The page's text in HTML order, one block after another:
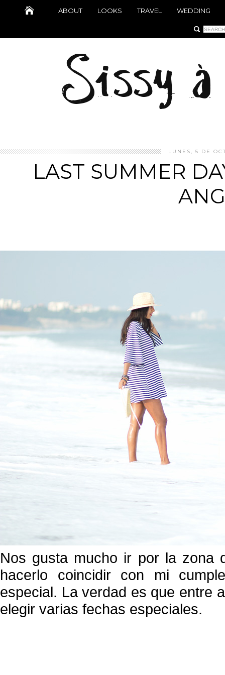
ABOUT LOOKS TRAVEL WEDDING
LUNES, 5 DE
LAST SUMMER
Nos gusta mucho ir por la zona
hacerlo coincidir con mi
especial. La verdad es que entre
elegir varias fechas especiales.